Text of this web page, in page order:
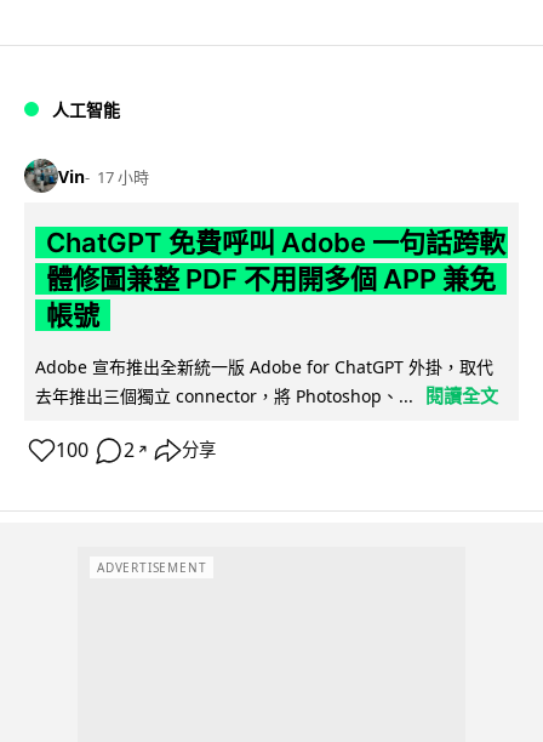
人工智能
Vin 17 小時
ChatGPT 免費呼叫 Adobe 一句話跨軟
體修圖兼整 PDF 不用開多個 APP 兼免
帳號
Adobe 宣布推出全新統一版 Adobe for ChatGPT 外掛，取代
去年推出三個獨立 connector，將 Photoshop、...
閱讀全文
100 2 ↗ 分享
ADVERTISEMENT